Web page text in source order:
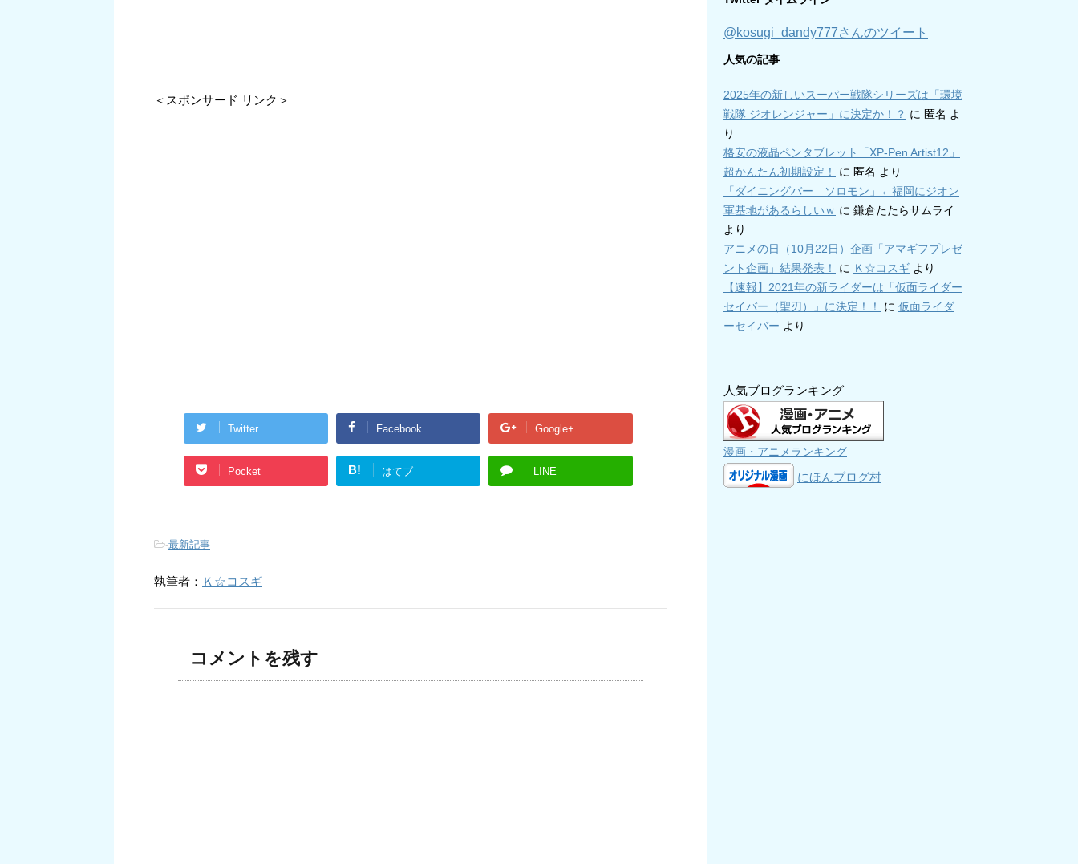
＜スポンサード リンク＞
Twitter Facebook Google+
Pocket B! はてブ LINE
-最新記事
執筆者： Ｋ☆コスギ
コメントを残す
@kosugi_dandy777さんのツイート
人気の記事
2025年の新しいスーパー戦隊シリーズは「環境
戦隊 ジオレンジャー」に決定か！？ に 匿名 よ
り
格安の液晶ペンタブレット「XP-Pen Artist12」
超かんたん初期設定！
に 匿名 より
「ダイニングバー ソロモン」←福岡にジオン
軍基地があるらしいｗ に 鎌倉たたらサムライ
より
アニメの日（10月22日）企画「アマギフプレゼ
ント企画」結果発表！
に Ｋ☆コスギ より
【速報】2021年の新ライダーは「仮面ライダー
セイバー（聖刃）」に決定！！
に 仮面ライダ
ーセイバー より
人気ブログランキング
漫画・アニメランキング
にほんブログ村